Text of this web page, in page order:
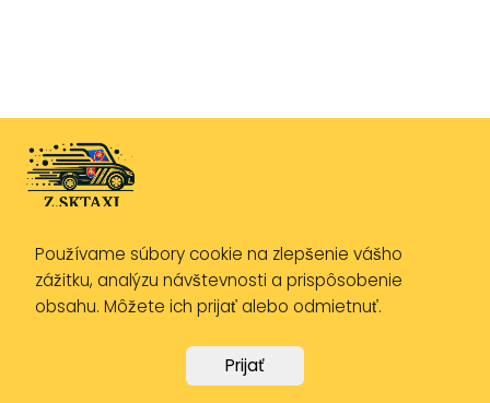
Zásady ochrany osobných údajov
Zásady používania cookies
Používame súbory cookie na zlepšenie vášho
zážitku, analýzu návštevnosti a prispôsobenie
obsahu. Môžete ich prijať alebo odmietnuť.
Prijať